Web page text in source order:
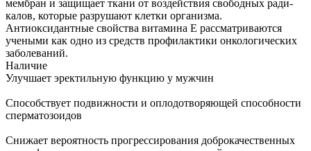
мембран и защищает ткани от воздействия свободных ради-
калов, которые разрушают клетки организма.
Антиоксидантные свойства витамина Е рассматриваются
учеными как одно из средств профилактики онкологических
заболеваний.
Наличие
Улучшает эректильную функцию у мужчин
Способствует подвижности и оплодотворяющей способности
сперматозоидов
Снижает вероятность прогрессирования доброкачественных